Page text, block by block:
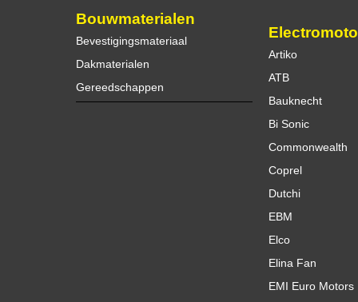
Bouwmaterialen
Bevestigingsmateriaal
Dakmaterialen
Gereedschappen
Artiko
ATB
Bauknecht
Bi Sonic
Commonwealth
Coprel
Dutchi
EBM
Elco
Elina Fan
EMI Euro Motors